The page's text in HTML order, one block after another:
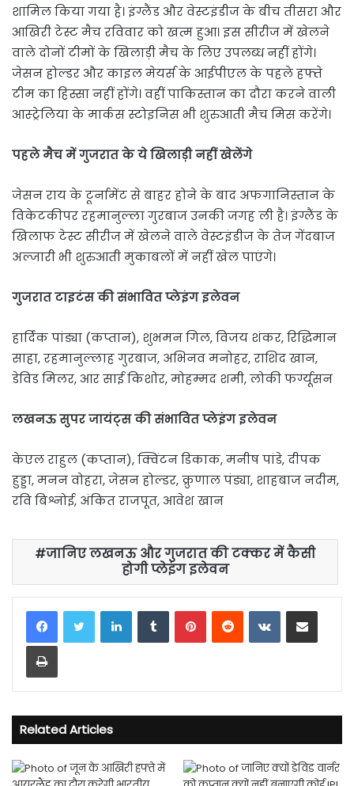
शामिल किया गया है। इंग्लैंड और वेस्टइंडीज के बीच तीसरा और
आखिरी टेस्ट मैच रविवार को खत्म हुआ। इस सीरीज में खेलने
वाले दोनों टीमों के खिलाड़ी मैच के लिए उपलब्ध नहीं होंगे।
जेसन होल्डर और काइल मेयर्स के आईपीएल के पहले हफ्ते
टीम का हिस्सा नहीं होंगे। वहीं पाकिस्तान का दौरा करने वाली
आस्ट्रेलिया के मार्कस स्टोइनिस भी शुरुआती मैच मिस करेंगे।
पहले मैच में गुजरात के ये खिलाड़ी नहीं खेलेंगे
जेसन राय के टूर्नामेंट से बाहर होने के बाद अफगानिस्तान के
विकेटकीपर रहमानुल्ला गुरबाज उनकी जगह ली है। इंग्लैंड के
खिलाफ टेस्ट सीरीज में खेलने वाले वेस्टइंडीज के तेज गेंदबाज
अल्जारी भी शुरुआती मुकाबलों में नहीं खेल पाएंगे।
गुजरात टाइटंस की संभावित प्लेइंग इलेवन
हार्दिक पांड्या (कप्तान), शुभमन गिल, विजय शंकर, रिद्धिमान
साहा, रहमानुल्लाह गुरबाज, अभिनव मनोहर, राशिद खान,
डेविड मिलर, आर साई किशोर, मोहम्मद शमी, लोकी फर्ग्यूसन
लखनऊ सुपर जायंट्स की संभावित प्लेइंग इलेवन
केएल राहुल (कप्तान), क्विंटन डिकाक, मनीष पांडे, दीपक
हुड्डा, मनन वोहरा, जेसन होल्डर, क्रुणाल पंड्या, शाहबाज नदीम,
रवि बिश्नोई, अंकित राजपूत, आवेश खान
जानिए लखनऊ और गुजरात की टक्कर में कैसी
होगी प्लेइंग इलेवन
LinkedInTumblrPinterestReddit VKontakteShare via Email
Print
Related Articles